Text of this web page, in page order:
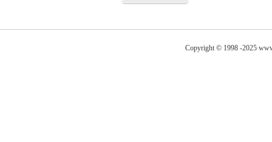
Copyright © 1998 -2025